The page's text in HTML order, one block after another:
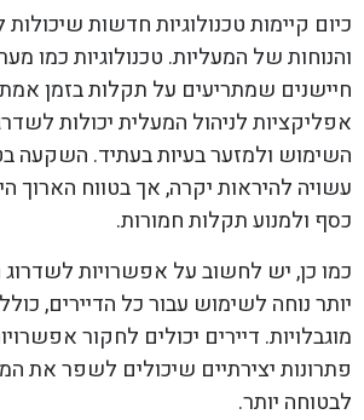
כיום קיימות טכנולוגיות חדשות
והנוחות של המעליות. טכנולוגיות כמו
חיישנים שמתריעים על תקלות בזמן אמת,
אפליקציות לניהול המעלית יכולות
השימוש ולמזער בעיות בעתיד. השקעה
עשויה להיראות יקרה, אך בטווח הארוך
כסף ולמנוע תקלות חמורות.
כמו כן, יש לחשוב על אפשרויות
יותר נוחה לשימוש עבור כל הדיירים,
מוגבלויות. דיירים יכולים לחקור
פתרונות יצירתיים שיכולים לשפר את
לבטוחה יותר.